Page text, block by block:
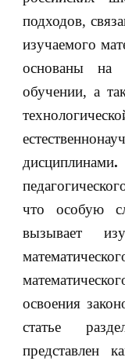
подходов,
изучаемого
основаны на
обучении, а
дисциплинами
что особую
вызывает
освоения
статье
представлен